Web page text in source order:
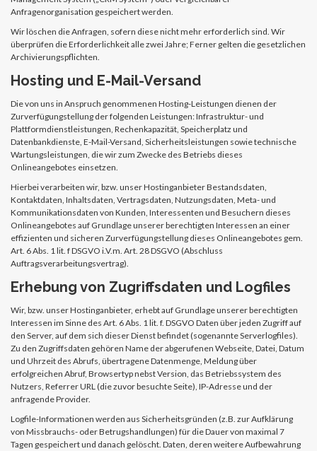
Anfragenorganisation gespeichert werden.
Wir löschen die Anfragen, sofern diese nicht mehr erforderlich sind. Wir
überprüfen die Erforderlichkeit alle zwei Jahre; Ferner gelten die gesetzlichen
Archivierungspflichten.
Hosting und E-Mail-Versand
Die von uns in Anspruch genommenen Hosting-Leistungen dienen der
Zurverfügungstellung der folgenden Leistungen: Infrastruktur- und
Plattformdienstleistungen, Rechenkapazität, Speicherplatz und
Datenbankdienste, E-Mail-Versand, Sicherheitsleistungen sowie technische
Wartungsleistungen, die wir zum Zwecke des Betriebs dieses
Onlineangebotes einsetzen.
Hierbei verarbeiten wir, bzw. unser Hostinganbieter Bestandsdaten,
Kontaktdaten, Inhaltsdaten, Vertragsdaten, Nutzungsdaten, Meta- und
Kommunikationsdaten von Kunden, Interessenten und Besuchern dieses
Onlineangebotes auf Grundlage unserer berechtigten Interessen an einer
effizienten und sicheren Zurverfügungstellung dieses Onlineangebotes gem.
Art. 6 Abs. 1 lit. f DSGVO i.V.m. Art. 28 DSGVO (Abschluss
Auftragsverarbeitungsvertrag).
Erhebung von Zugriffsdaten und Logfiles
Wir, bzw. unser Hostinganbieter, erhebt auf Grundlage unserer berechtigten
Interessen im Sinne des Art. 6 Abs. 1 lit. f. DSGVO Daten über jeden Zugriff auf
den Server, auf dem sich dieser Dienst befindet (sogenannte Serverlogfiles).
Zu den Zugriffsdaten gehören Name der abgerufenen Webseite, Datei, Datum
und Uhrzeit des Abrufs, übertragene Datenmenge, Meldung über
erfolgreichen Abruf, Browsertyp nebst Version, das Betriebssystem des
Nutzers, Referrer URL (die zuvor besuchte Seite), IP-Adresse und der
anfragende Provider.
Logfile-Informationen werden aus Sicherheitsgründen (z.B. zur Aufklärung
von Missbrauchs- oder Betrugshandlungen) für die Dauer von maximal 7
Tagen gespeichert und danach gelöscht. Daten, deren weitere Aufbewahrung